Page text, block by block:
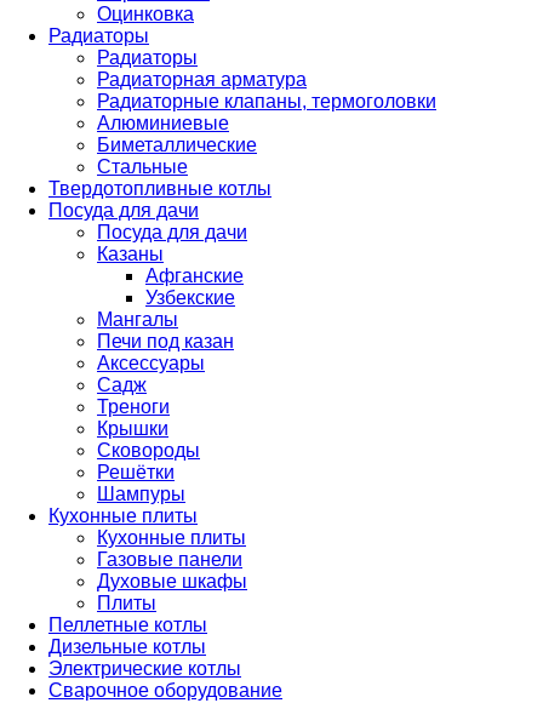
Оцинковка
Радиаторы
Радиаторы
Радиаторная арматура
Радиаторные клапаны, термоголовки
Алюминиевые
Биметаллические
Стальные
Твердотопливные котлы
Посуда для дачи
Посуда для дачи
Казаны
Афганские
Узбекские
Мангалы
Печи под казан
Аксессуары
Садж
Треноги
Крышки
Сковороды
Решётки
Шампуры
Кухонные плиты
Кухонные плиты
Газовые панели
Духовые шкафы
Плиты
Пеллетные котлы
Дизельные котлы
Электрические котлы
Сварочное оборудование